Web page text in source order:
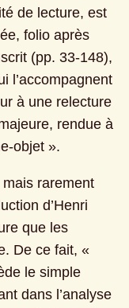
de lecture, est
folio après
(pp. 33-148),
l’accompagnent
à une relecture
rendue à
objet ».
rarement
d’Henri
que les
De ce fait, «
le simple
dans l’analyse